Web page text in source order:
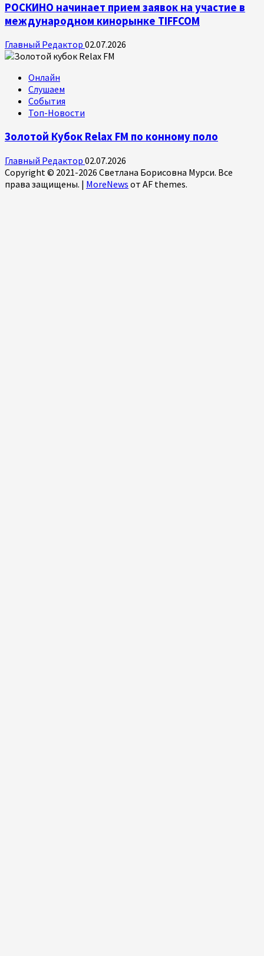
РОСКИНО начинает прием заявок на участие в
международном кинорынке TIFFCOM
Главный Редактор 02.07.2026
Онлайн
Слушаем
События
Топ-Новости
Золотой Кубок Relax FM по конному поло
Главный Редактор 02.07.2026
Copyright © 2021-2026 Светлана Борисовна Мурси. Все
права защищены. | MoreNews от AF themes.